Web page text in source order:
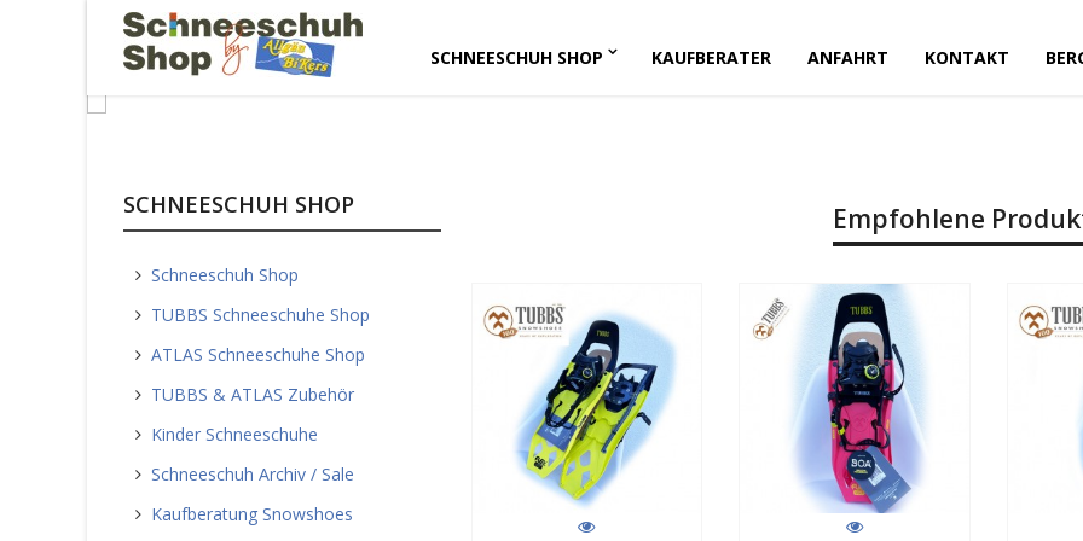
SCHNEESCHUH SHOP KAUFBERATER ANFAHRT KONTAKT
für die neue Saison 22 bestellt werden!
SCHNEESCHUH SHOP
Schneeschuh Shop
TUBBS Schneeschuhe Shop
ATLAS Schneeschuhe Shop
TUBBS & ATLAS Zubehör
Kinder Schneeschuhe
Schneeschuh Archiv / Sale
Kaufberatung Snowshoes
Empfohlene